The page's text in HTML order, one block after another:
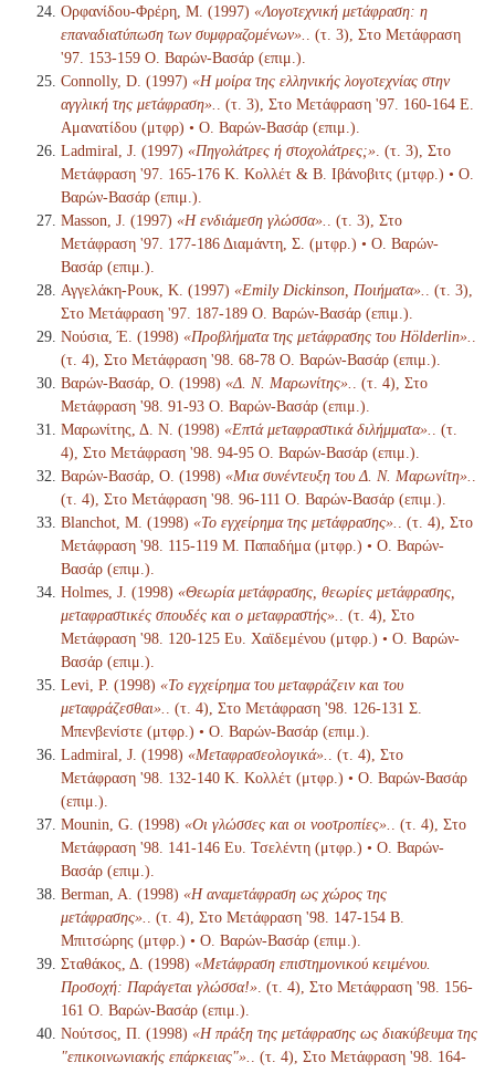
Ορφανίδου-Φρέρη, Μ. (1997) «Λογοτεχνική μετάφραση: η
επαναδιατύπωση των συμφραζομένων».
. (τ. 3), Στο Μετάφραση
'97. 153-159 Ο. Βαρών-Βασάρ (επιμ.).
Connolly, D. (1997) «Η μοίρα της ελληνικής λογοτεχνίας στην
αγγλική της μετάφραση».
. (τ. 3), Στο Μετάφραση '97. 160-164 Ε.
Αμανατίδου (μτφρ) • Ο. Βαρών-Βασάρ (επιμ.).
Ladmiral, J. (1997) «Πηγολάτρες ή στοχολάτρες;» . (τ. 3), Στο
Μετάφραση '97. 165-176 Κ. Κολλέτ & Β. Ιβάνοβιτς (μτφρ.) • Ο.
Βαρών-Βασάρ (επιμ.).
Masson, J. (1997) «Η ενδιάμεση γλώσσα».
. (τ. 3), Στο
Μετάφραση '97. 177-186 Διαμάντη, Σ. (μτφρ.) • Ο. Βαρών-
Βασάρ (επιμ.).
Αγγελάκη-Ρουκ, Κ. (1997) «Emily Dickinson, Ποιήματα».
. (τ. 3),
Στο Μετάφραση '97. 187-189 Ο. Βαρών-Βασάρ (επιμ.).
Νούσια, Έ. (1998) «Προβλήματα της μετάφρασης του Hölderlin».
(τ. 4), Στο Μετάφραση '98. 68-78 Ο. Βαρών-Βασάρ (επιμ.).
Βαρών-Βασάρ, Ο. (1998) «Δ. Ν. Μαρωνίτης».
. (τ. 4), Στο
Μετάφραση '98. 91-93 Ο. Βαρών-Βασάρ (επιμ.).
Μαρωνίτης, Δ. Ν. (1998) «Επτά μεταφραστικά διλήμματα».
. (τ.
4), Στο Μετάφραση '98. 94-95 Ο. Βαρών-Βασάρ (επιμ.).
Βαρών-Βασάρ, Ο. (1998) «Μια συνέντευξη του Δ. Ν. Μαρωνίτη».
(τ. 4), Στο Μετάφραση '98. 96-111 Ο. Βαρών-Βασάρ (επιμ.).
Blanchot, M. (1998) «Το εγχείρημα της μετάφρασης».
. (τ. 4), Στο
Μετάφραση '98. 115-119 Μ. Παπαδήμα (μτφρ.) • Ο. Βαρών-
Βασάρ (επιμ.).
Holmes, J. (1998) «Θεωρία μετάφρασης, θεωρίες μετάφρασης,
μεταφραστικές σπουδές και ο μεταφραστής».
. (τ. 4), Στο
Μετάφραση '98. 120-125 Ευ. Χαϊδεμένου (μτφρ.) • Ο. Βαρών-
Βασάρ (επιμ.).
Levi, P. (1998) «Το εγχείρημα του μεταφράζειν και του
μεταφράζεσθαι».
. (τ. 4), Στο Μετάφραση '98. 126-131 Σ.
Μπενβενίστε (μτφρ.) • Ο. Βαρών-Βασάρ (επιμ.).
Ladmiral, J. (1998) «Μεταφρασεολογικά».
. (τ. 4), Στο
Μετάφραση '98. 132-140 Κ. Κολλέτ (μτφρ.) • Ο. Βαρών-Βασάρ
(επιμ.).
Mounin, G. (1998) «Οι γλώσσες και οι νοοτροπίες».
. (τ. 4), Στο
Μετάφραση '98. 141-146 Ευ. Τσελέντη (μτφρ.) • Ο. Βαρών-
Βασάρ (επιμ.).
Berman, A. (1998) «Η αναμετάφραση ως χώρος της
μετάφρασης».
. (τ. 4), Στο Μετάφραση '98. 147-154 Β.
Μπιτσώρης (μτφρ.) • Ο. Βαρών-Βασάρ (επιμ.).
Σταθάκος, Δ. (1998) «Μετάφραση επιστημονικού κειμένου.
Προσοχή: Παράγεται γλώσσα!» . (τ. 4), Στο Μετάφραση '98. 156-
161 Ο. Βαρών-Βασάρ (επιμ.).
Νούτσος, Π. (1998) «Η πράξη της μετάφρασης ως διακύβευμα της
"επικοινωνιακής επάρκειας"».
. (τ. 4), Στο Μετάφραση '98. 164-